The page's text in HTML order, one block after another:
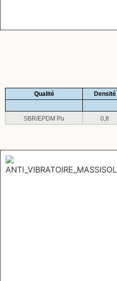
Qualité Densité
SBR/EPDM Pu
0,8